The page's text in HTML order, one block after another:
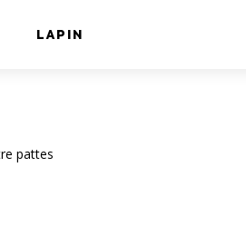
LAPIN
pattes